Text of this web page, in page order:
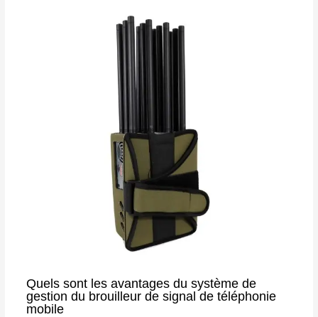
Quels sont les avantages du système de
gestion du brouilleur de signal de téléphonie
mobile